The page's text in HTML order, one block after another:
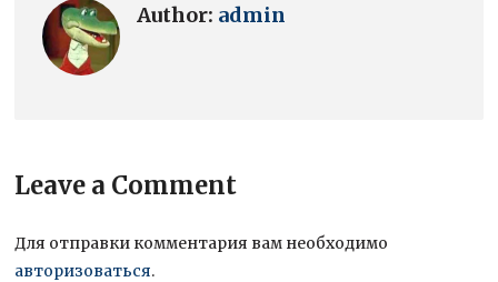
Author: admin
Leave a Comment
Для отправки комментария вам необходимо
авторизоваться.